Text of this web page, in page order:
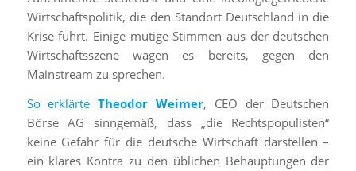
Wirtschaftspolitik, die den Standort Deutschland in die
Krise führt. Einige mutige Stimmen aus der deutschen
Wirtschaftsszene wagen es bereits, gegen den
Mainstream zu sprechen.
So erklärte Theodor Weimer, CEO der Deutschen
Börse AG sinngemäß, dass „die Rechtspopulisten“
keine Gefahr für die deutsche Wirtschaft darstellen –
ein klares Kontra zu den üblichen Behauptungen der